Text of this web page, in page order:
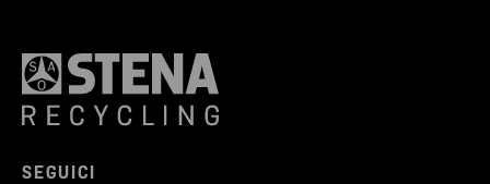
SEGUICI